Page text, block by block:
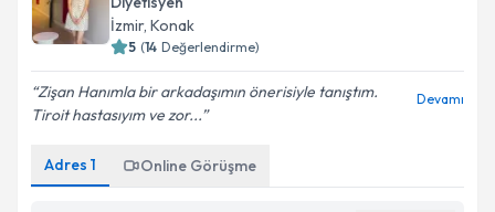
İzmir, Konak
5 (14 Değerlendirme)
Zişan Hanımla bir arkadaşımın önerisiyle tanıştım.
Tiroit hastasıyım ve zor...
Devamı
Adres 1 Online Görüşme